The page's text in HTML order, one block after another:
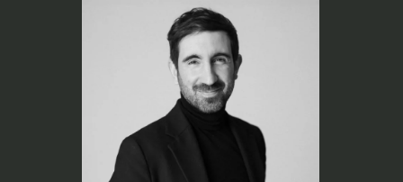
Nuestro equipo de fotógrafos y videógrafos
estará a vuestra disposición para ofreceros
una experiencia agradable, una atmósfera
relajada y un reportaje natural, fresco y elegante.